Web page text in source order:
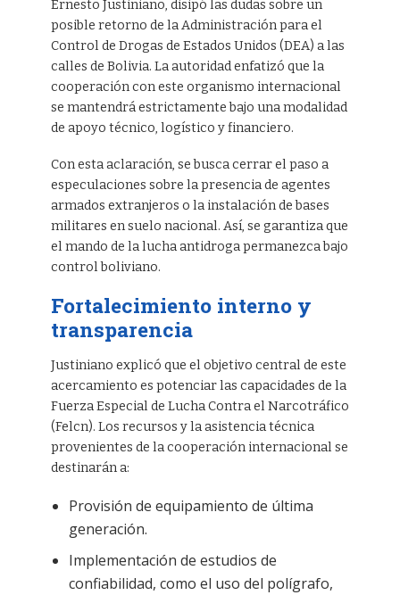
Ernesto Justiniano, disipó las dudas sobre un
posible retorno de la Administración para el
Control de Drogas de Estados Unidos (DEA) a las
calles de Bolivia. La autoridad enfatizó que la
cooperación con este organismo internacional
se mantendrá estrictamente bajo una modalidad
de apoyo técnico, logístico y financiero.
Con esta aclaración, se busca cerrar el paso a
especulaciones sobre la presencia de agentes
armados extranjeros o la instalación de bases
militares en suelo nacional. Así, se garantiza que
el mando de la lucha antidroga permanezca bajo
control boliviano.
Fortalecimiento interno y
transparencia
Justiniano explicó que el objetivo central de este
acercamiento es potenciar las capacidades de la
Fuerza Especial de Lucha Contra el Narcotráfico
(Felcn). Los recursos y la asistencia técnica
provenientes de la cooperación internacional se
destinarán a:
Provisión de equipamiento de última
generación.
Implementación de estudios de
confiabilidad, como el uso del polígrafo,